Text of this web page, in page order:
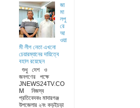
জা
মা
লপু
রে
আ
ওয়া
মী লীগ নেতা এখনো
চেয়ারম্যানের দায়িত্বে
বহাল রয়েছেন
শুধু দেশ ও
জনগণের পক্ষে
JNEWS24TV.CO
M নিজস্ব
প্রতিবেদকঃ মাদারগঞ্জ
উপজেলার ২নং কড়ইচড়া